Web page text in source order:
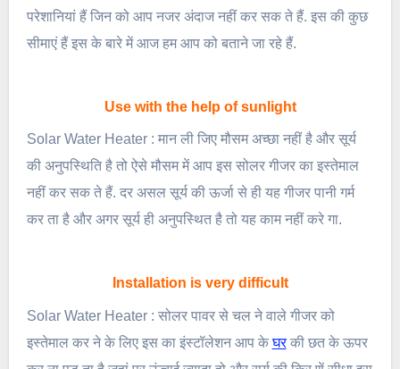
परेशानियां हैं जिन को आप नजर अंदाज नहीं कर सक ते हैं. इस की कुछ
सीमाएं हैं इस के बारे में आज हम आप को बताने जा रहे हैं.
Use with the help of sunlight
Solar Water Heater : मान ली जिए मौसम अच्छा नहीं है और सूर्य
की अनुपस्थिति है तो ऐसे मौसम में आप इस सोलर गीजर का इस्तेमाल
नहीं कर सक ते हैं. दर असल सूर्य की ऊर्जा से ही यह गीजर पानी गर्म
कर ता है और अगर सूर्य ही अनुपस्थित है तो यह काम नहीं करे गा.
Installation is very difficult
Solar Water Heater : सोलर पावर से चल ने वाले गीजर को
इस्तेमाल कर ने के लिए इस का इंस्टॉलेशन आप केघरकी छत के ऊपर